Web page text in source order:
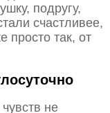
подругу,
счастливее,
просто так, от
не